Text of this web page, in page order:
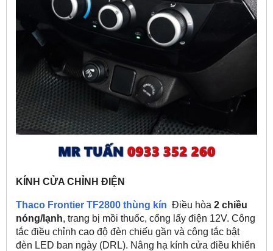
KÍNH CỬA CHỈNH ĐIỆN
Thaco Frontier TF2800 thùng kín Điều hòa 2 chiều
nóng/lạnh, trang bị mồi thuốc, cổng lấy điện 12V. Công
tắc điều chỉnh cao độ đèn chiếu gần và công tắc bật
đèn LED ban ngày (DRL). Nâng hạ kính cửa điều khiển